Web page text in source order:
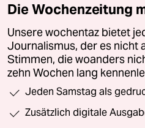
Die Wochenzeitung
Unsere wochentaz bietet
Journalismus, der es nicht
Stimmen, die woanders
zehn Wochen lang
Jeden Samstag als
Zusätzlich digitale